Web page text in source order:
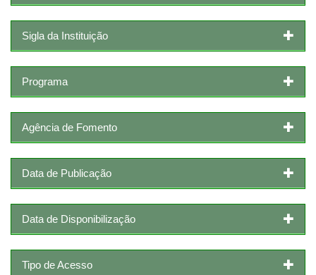
Sigla da Instituição
Programa
Agência de Fomento
Data de Publicação
Data de Disponibilização
Tipo de Acesso